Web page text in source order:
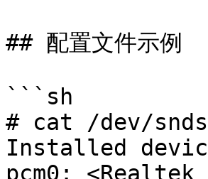
## 配置文件示例
```sh
# cat /dev/
Installed
pcm0: